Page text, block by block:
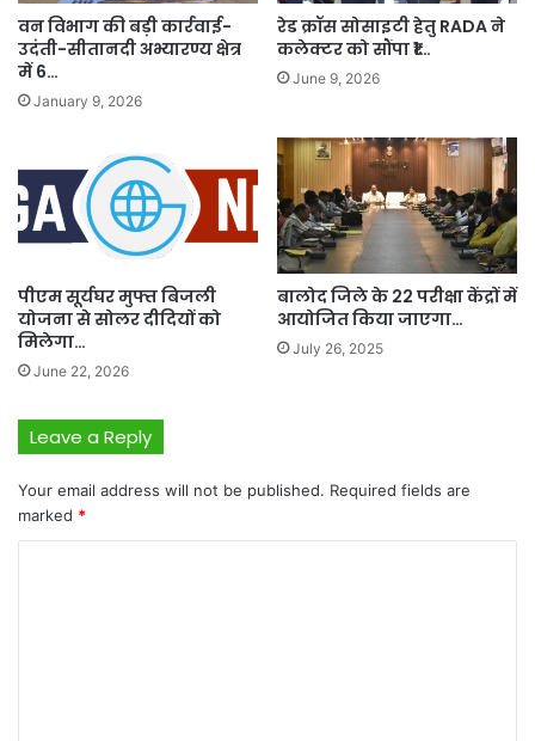
वन विभाग की बड़ी कार्रवाई-
उदंती-सीतानदी अभ्यारण्य क्षेत्र
में 6…
January 9, 2026
रेड क्रॉस सोसाइटी हेतु RADA ने
कलेक्टर को सौंपा ₹1…
June 9, 2026
पीएम सूर्यघर मुफ्त बिजली
योजना से सोलर दीदियों को
मिलेगा…
June 22, 2026
बालोद जिले के 22 परीक्षा केंद्रों में
आयोजित किया जाएगा…
July 26, 2025
Leave a Reply
Your email address will not be published. Required fields are
marked *